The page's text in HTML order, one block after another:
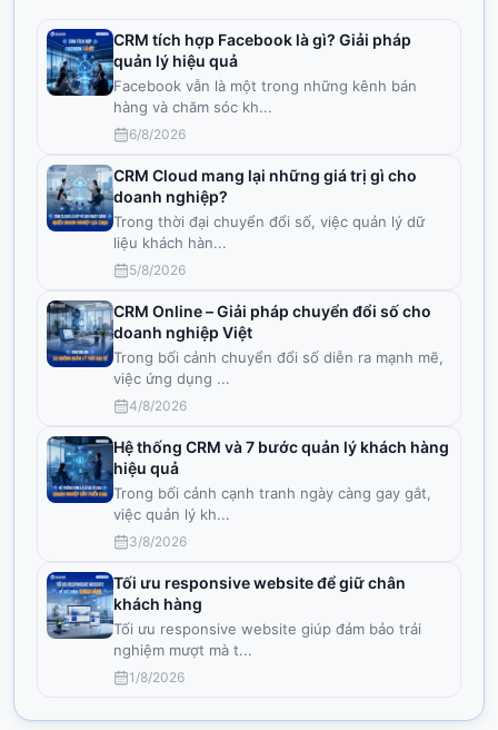
CRM tích hợp Facebook là gì? Giải pháp
quản lý hiệu quả
Facebook vẫn là một trong những kênh bán
hàng và chăm sóc kh...
6/8/2026
CRM Cloud mang lại những giá trị gì cho
doanh nghiệp?
Trong thời đại chuyển đổi số, việc quản lý dữ
liệu khách hàn...
5/8/2026
CRM Online – Giải pháp chuyển đổi số cho
doanh nghiệp Việt
Trong bối cảnh chuyển đổi số diễn ra mạnh mẽ,
việc ứng dụng ...
4/8/2026
Hệ thống CRM và 7 bước quản lý khách hàng
hiệu quả
Trong bối cảnh cạnh tranh ngày càng gay gắt,
việc quản lý kh...
3/8/2026
Tối ưu responsive website để giữ chân
khách hàng
Tối ưu responsive website giúp đảm bảo trải
nghiệm mượt mà t...
1/8/2026